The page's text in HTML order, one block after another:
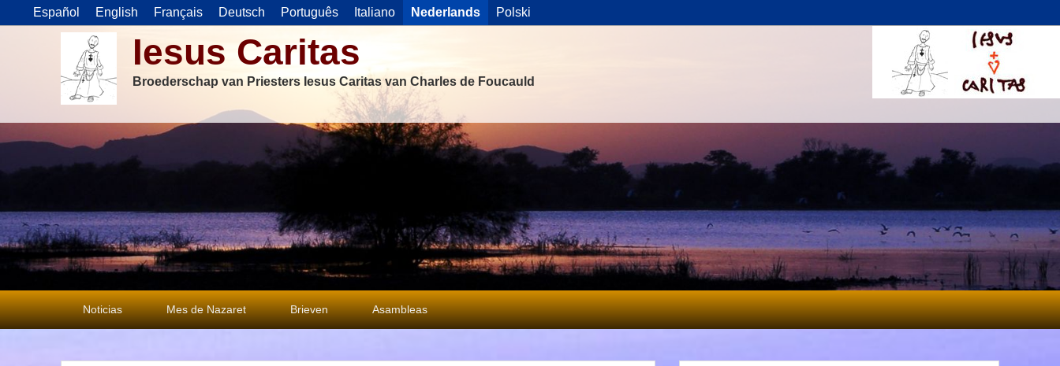
Español English Français Deutsch Português Italiano Nederlands Polski
Iesus Caritas
Broederschap van Priesters Iesus Caritas van Charles de Foucauld
Primair
menu
Noticias Mes de Nazaret Brieven Asambleas